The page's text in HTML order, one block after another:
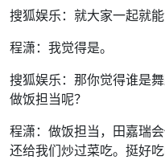
搜狐娱乐：就大家一起就能
程潇：我觉得是。
搜狐娱乐：那你觉得谁是
做饭担当呢？
程潇：做饭担当，田嘉瑞
还给我们炒过菜吃。挺好吃